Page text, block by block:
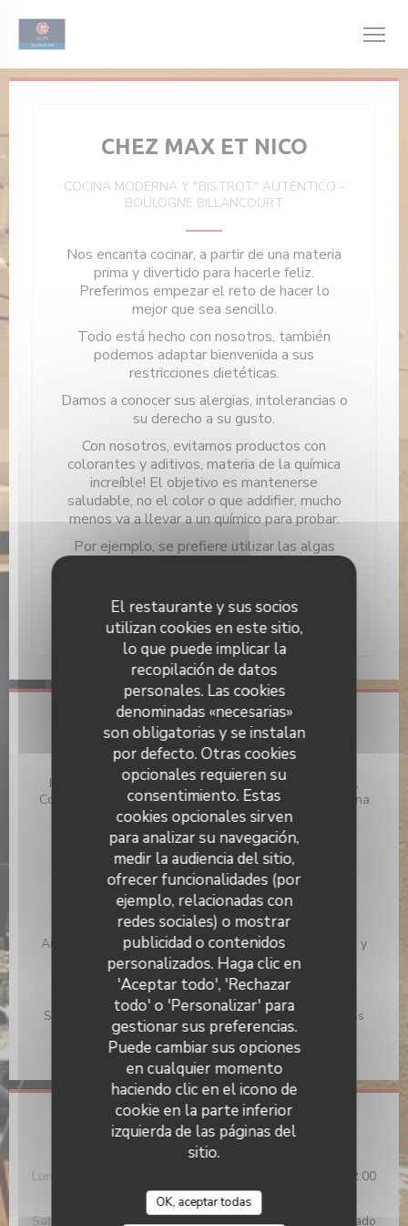
El restaurante y sus socios
utilizan cookies en este sitio,
lo que puede implicar la
recopilación de datos
personales. Las cookies
denominadas «necesarias»
son obligatorias y se instalan
por defecto. Otras cookies
opcionales requieren su
consentimiento. Estas
cookies opcionales sirven
para analizar su navegación,
medir la audiencia del sitio,
ofrecer funcionalidades (por
ejemplo, relacionadas con
redes sociales) o mostrar
publicidad o contenidos
personalizados. Haga clic en
'Aceptar todo', 'Rechazar
todo' o 'Personalizar' para
gestionar sus preferencias.
Puede cambiar sus opciones
en cualquier momento
haciendo clic en el icono de
cookie en la parte inferior
izquierda de las páginas del
sitio.
OK, aceptar todas
CHEZ MAX ET NICO
COCINA MODERNA Y "BISTROT" AUTÉNTICO -
BOULOGNE BILLANCOURT
Nos encanta cocinar, a partir de una materia
prima y divertido para hacerle feliz.
Preferimos empezar el reto de hacer lo
mejor que sea sencillo.
Todo está hecho con nosotros, también
podemos adaptar bienvenida a sus
restricciones dietéticas.
Damos a conocer sus alergias, intolerancias o
su derecho a su gusto.
Con nosotros, evitamos productos con
colorantes y aditivos, materia de la química
increíble! El objetivo es mantenerse
saludable, no el color o que addifier, mucho
menos va a llevar a un químico para probar.
Por ejemplo, se prefiere utilizar las algas
en ella, que es peor que el caballo lasaña,
¿verdad?
Información general
Cocina
Hecho en casa, Productos locales , Vegano amistoso,
Cocina Local, productos frescos, Cocina moderna, Cocina
Tradicional, Francesa, Francesa Tradicional
Tipo de negocio
Cocina moderna y "bistrot" auténtico, Restaurante
Tradicional
Servicios
Aire Acondicionado, Terraza, Cargadores para móviles y
tablets, WiFi gratuita
Métodos de pago
Sin contacto, Apple Pay, Orden de compra, Contactless
Payment, Transferencia bancaria, Efectivo, Cheques,
Eurocard/Mastercard, Visa, Tarjeta de Crédito
Horario de apertura
Lun 19:00 - 22:00
Sab Cerrado